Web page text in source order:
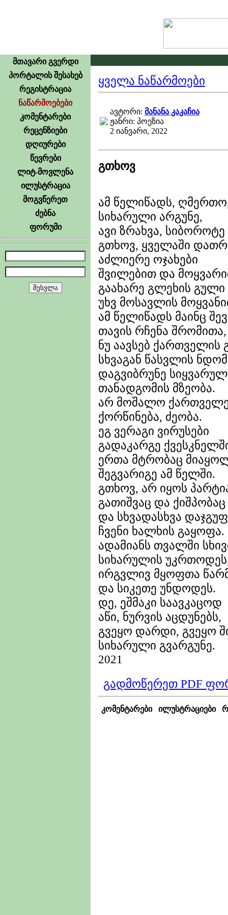
მთავარი გვერდი
პორტალის შესახებ
რეგისტრაცია
ნაწარმოებები
კომენტარები
რეცენზიები
დღიურები
წევრები
ლიტ-მოვლენა
ილუსტრაცია
მოგვწერეთ
ძებნა
ფორუმი
ყველა ნაწარმოები
ავტორი: მანანა კაკაჩია
ჟანრი: პოეზია
2 იანვარი, 2022
გთხოვ
ამ წელიწადს,
სიხარული არგუნე,
ავი ზრახვა, სიბოროტე
გთხოვ, ყველაში
აძლიერე ოჯახები
შვილებით და
გაახარე გლეხის გული
უხვ მოსავლის
ამ წელიწადს მაინც
თავის რჩენა შრომითა,
ნუ აავსებ ქართველის
სხვაგან წასვლის
დაგვიბრუნე
თანადგომის მზეობა.
არ მოშალო
ქორწინება, ძეობა.
ეგ ვერაგი ვირუსები
გადაკარგე
ერთა მტრობაც
შეგვარიგე ამ წელში.
გთხოვ, არ იყოს
გათიშვაც და ქიშპობაც
და სხვადასხვა
ჩვენი ხალხის გაყოფა.
ადამიანს თვალში
სიხარულის
ირგვლივ მყოფთა
და სიკეთე უნდოდეს.
დე, ეშმაკი საავკაცოდ
აწი, ნურვის აცდუნებს,
გვეყო დარდი, გვეყო
სიხარული გვარგუნე.
2021
გადმოწერეთ PDF
კომენტარები ილუსტრაციები